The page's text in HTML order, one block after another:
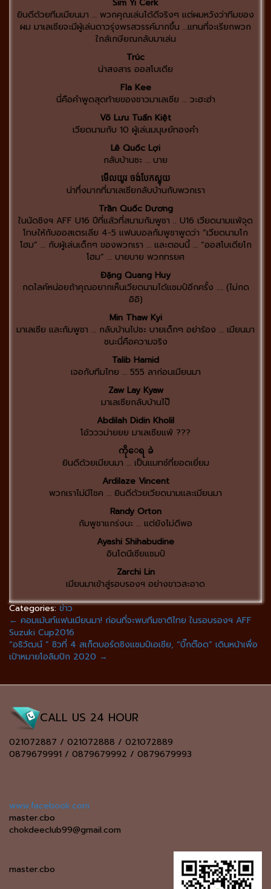
Sim Yi Cerk
ยินดีด้วยทีมเมียนมา … พวกคุณเล่นได้ดีจริงๆ แต่ผมหวังว่าทีมของ
ผม มาเลเซียจะมีผู้เล่นดาวรุ่งพรสวรรค์มากขึ้น …แทนที่จะเรียกพวก
ใกล้เกษียณกลับมาเล่น
Trúc
น่าสงสาร ออสโบเดีย
Fla Kee
นี่คือคำพูดสุดท้ายของชาวมาเลเซีย … วะฮะฮ่า
Võ Lưu Tuấn Kiệt
เวียดนามกับ 10 ผู้เล่นมนุษย์ทองคำ
Lê Quốc Lợi
กลับบ้านซะ … บาย
មើលយូរ ចង់បែកស្លុយ
น่าทึ่งมากที่มาเลเซียกลับบ้านกับพวกเรา
Trần Quốc Dương
ในนัดชิงฯ AFF U16 ปีที่แล้วที่สนามกัมพูชา .. U16 เวียดนามแพ้จุด
โทษให้กับออสเตรเลีย 4-5 แฟนบอลกัมพูชาพูดว่า “เวียดนามโก
โฮม” … กับผู้เล่นเด็กๆ ของพวกเรา … และตอนนี้ … “ออสโบเดียโก
โฮม” … บายบาย พวกทรยศ
Đặng Quang Huy
กดไลค์หน่อยถ้าคุณอยากเห็นเวียดนามได้แชมป์อีกครั้ง …. (ไม่กด
อิอิ)
Min Thaw Kyi
มาเลเซีย และกัมพูชา … กลับบ้านไปซะ บายเด็กๆ อย่าร้อง … เมียนมา
ชนะนี่คือความจริง
Talib Hamid
เจอกับทีมไทย … 555 ลาก่อนเมียนมา
Zaw Lay Kyaw
มาเลเซียกลับบ้านไป๊
Abdilah Didin Kholil
โอ้วววม่ายยย มาเลเซียแพ้ ???
ကိုေရ ခဲ
ยินดีด้วยเมียนมา … เป็นแมทช์ที่ยอดเยี่ยม
Ardilaze Vincent
พวกเราไม่มีโชค … ยินดีด้วยเวียดนามและเมียนมา
Randy Orton
กัมพูชาแกร่งนะ … แต่ยังไม่ดีพอ
Ayashi Shihabudine
อินโดนีเซียแชมป์
Zarchi Lin
เมียนมาเข้าสู่รอบรองฯ อย่างขาวสะอาด
Categories:ข่าว
← คอมเม้นท์แฟนเมียนมา! ก่อนที่จะพบทีมชาติไทย ในรอบรองฯ AFF
Suzuki Cup2016
“อธิวัฒน์ ” ซิวที่ 4 สเก็ตบอร์ดชิงแชมป์เอเชีย, “บิ๊กต๊อด” เดินหน้าเพื่อ
เป้าหมายโอลิมปิก 2020 →
CALL US 24 HOUR
021072887 / 021072888 / 021072889
0879679991 / 0879679992 / 0879679993
www.facebook.com
master.cbo
chokdeeclub99@gmail.com
master.cbo